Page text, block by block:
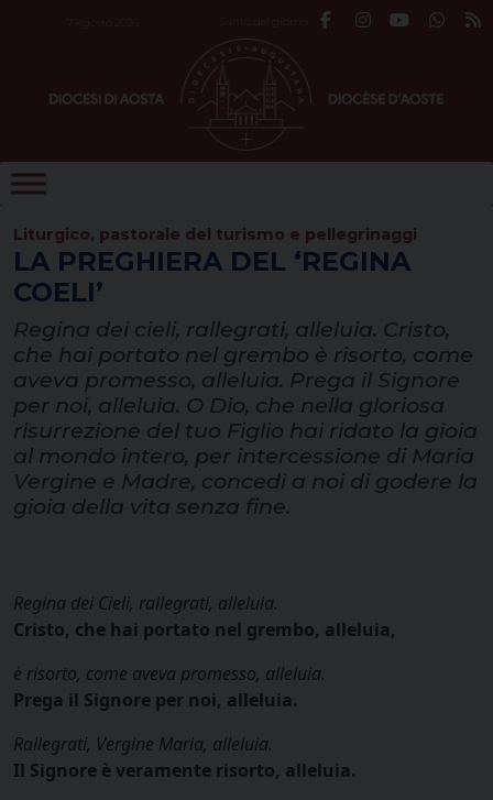
Liturgico, pastorale del turismo e pellegrinaggi
LA PREGHIERA DEL ‘REGINA
COELI’
Regina dei cieli, rallegrati, alleluia. Cristo,
che hai portato nel grembo è risorto, come
aveva promesso, alleluia. Prega il Signore
per noi, alleluia. O Dio, che nella gloriosa
risurrezione del tuo Figlio hai ridato la gioia
al mondo intero, per intercessione di Maria
Vergine e Madre, concedi a noi di godere la
gioia della vita senza fine.
Regina dei Cieli, rallegrati, alleluia.
Cristo, che hai portato nel grembo, alleluia,
è risorto, come aveva promesso, alleluia.
Prega il Signore per noi, alleluia.
Rallegrati, Vergine Maria, alleluia.
Il Signore è veramente risorto, alleluia.